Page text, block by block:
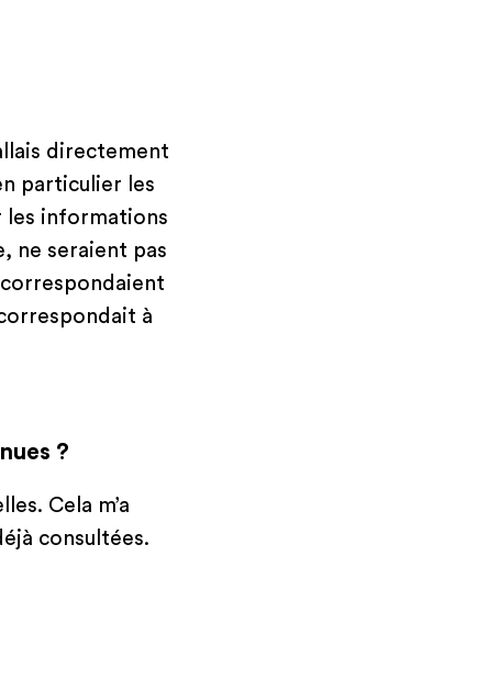
directement
particulier les
les informations
ne seraient pas
correspondaient
à
?
Cela m’a
consultées.